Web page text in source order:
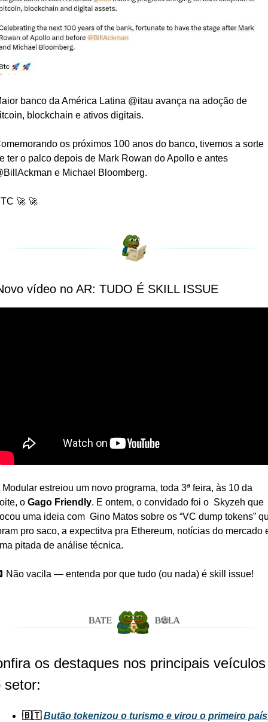
banco da América Latina @itau avança na adoção de
blockchain e ativos digitais.
os próximos 100 anos do banco, tivemos a sorte
ter o palco depois de Mark Rowan do Apollo e antes
e Michael Bloomberg.
🚀 🚀
vídeo no AR: TUDO É SKILL ISSUE
Modular estreiou um novo programa, toda 3ª feira, às 10 da
o Gago Friendly. E ontem, o convidado foi o  Skyzeh que
uma ideia com  Gino Matos sobre os “VC dump tokens”
pro saco, a expectitva pra Ethereum, notícias do mercado
pitada de análise técnica.
Não vacila — entenda por que tudo (ou nada) é skill issue!
os destaques nos principais veículos
setor:
🇧🇹 Butão tokenizou o turismo e virou o primeiro país